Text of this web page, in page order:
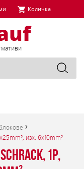
Количка
изх. 6x10mm²
1P,